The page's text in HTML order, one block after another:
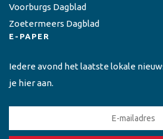
Voorburgs Dagblad
Zoetermeers Dagblad
E-PAPER
Iedere avond het laatste lokale
je hier aan.